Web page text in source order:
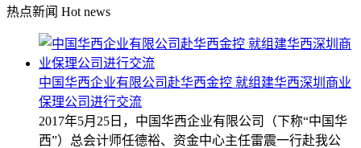
热点新闻 Hot news
中国华西企业有限公司赴华西金控 就组建华西深圳商业
保理公司进行交流
2017年5月25日，中国华西企业有限公司（下称“中国华
西”）总会计师任德裕、资金中心主任雷震一行赴我公